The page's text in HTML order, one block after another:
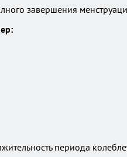
завершения
периода